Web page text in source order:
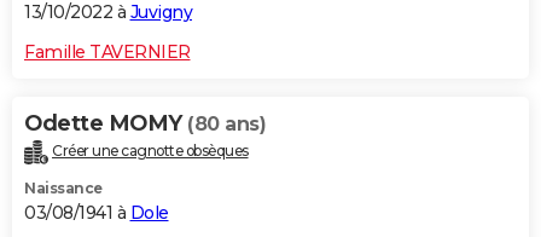
13/10/2022 à Juvigny
Famille TAVERNIER
Odette MOMY (80 ans)
Créer une cagnotte obsèques
Naissance
03/08/1941 à Dole